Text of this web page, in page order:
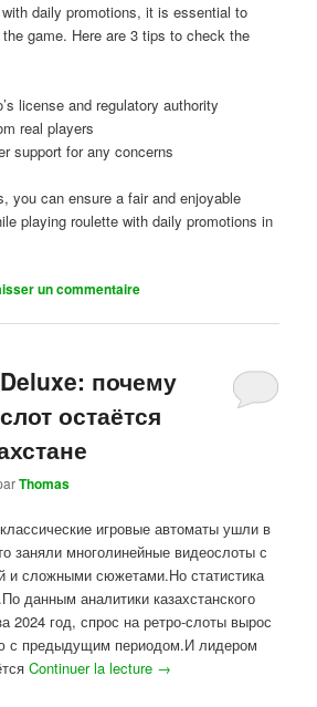
daily promotions, it is essential to
game. Here are 3 tips to check the
license and regulatory authority
real players
support for any concerns
you can ensure a fair and enjoyable
playing roulette with daily promotions in
un commentaire
почему
остаётся
Thomas
игровые автоматы ушли в
заняли многолинейные видеослоты с
и сложными сюжетами.Но статистика
данным аналитики казахстанского
2024 год, спрос на ретро-слоты вырос
с предыдущим периодом.И лидером
Continuer la lecture →